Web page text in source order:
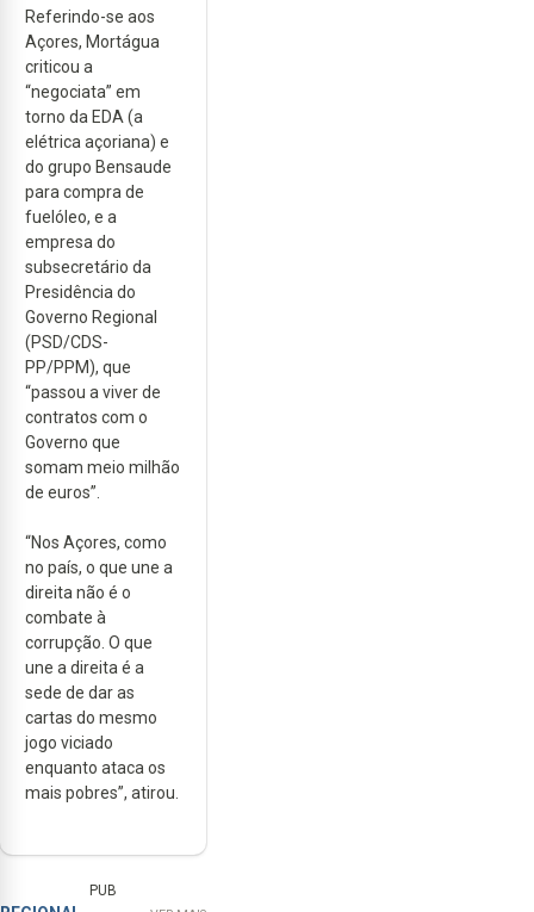
Referindo-se aos
Açores, Mortágua
criticou a
“negociata” em
torno da EDA (a
elétrica açoriana) e
do grupo Bensaude
para compra de
fuelóleo, e a
empresa do
subsecretário da
Presidência do
Governo Regional
(PSD/CDS-
PP/PPM), que
“passou a viver de
contratos com o
Governo que
somam meio milhão
de euros”.
“Nos Açores, como
no país, o que une a
direita não é o
combate à
corrupção. O que
une a direita é a
sede de dar as
cartas do mesmo
jogo viciado
enquanto ataca os
mais pobres”, atirou.
PUB